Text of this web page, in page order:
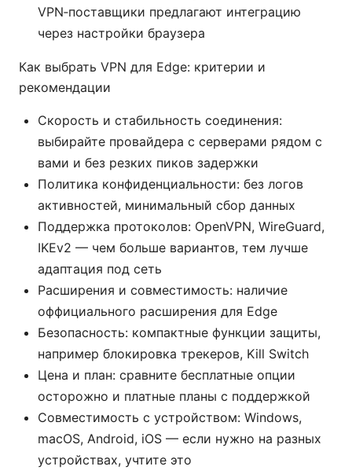
VPN‑поставщики предлагают интеграцию
через настройки браузера
Как выбрать VPN для Edge: критерии и
рекомендации
Скорость и стабильность соединения:
выбирайте провайдера с серверами рядом с
вами и без резких пиков задержки
Политика конфиденциальности: без логов
активностей, минимальный сбор данных
Поддержка протоколов: OpenVPN, WireGuard,
IKEv2 — чем больше вариантов, тем лучше
адаптация под сеть
Расширения и совместимость: наличие
оффициального расширения для Edge
Безопасность: компактные функции защиты,
например блокировка трекеров, Kill Switch
Цена и план: сравните бесплатные опции
осторожно и платные планы с поддержкой
Совместимость с устройством: Windows,
macOS, Android, iOS — если нужно на разных
устройствах, учтите это